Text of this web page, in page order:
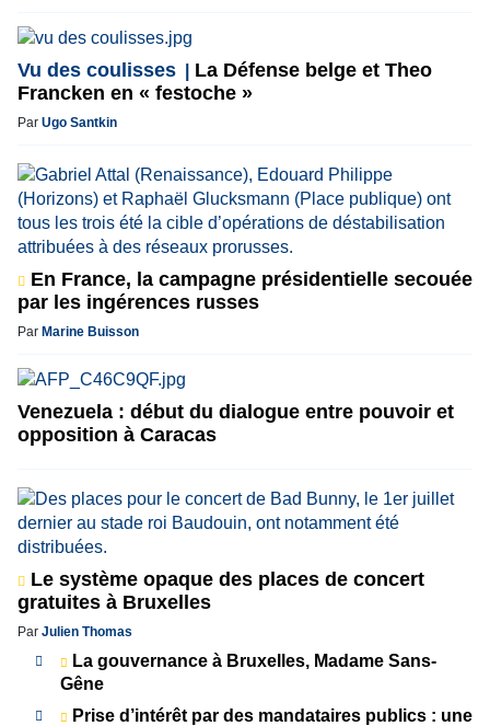
Vu des coulisses
La Défense belge et Theo
Francken en « festoche »
Par Ugo Santkin
En France, la campagne présidentielle secouée
par les ingérences russes
Par Marine Buisson
Venezuela : début du dialogue entre pouvoir et
opposition à Caracas
Le système opaque des places de concert
gratuites à Bruxelles
Par Julien Thomas
La gouvernance à Bruxelles, Madame Sans-
Gêne
Prise d’intérêt par des mandataires publics : une